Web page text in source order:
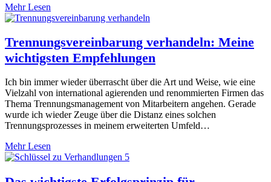
Mehr Lesen
Trennungsvereinbarung verhandeln: Meine
wichtigsten Empfehlungen
Ich bin immer wieder überrascht über die Art und Weise, wie eine
Vielzahl von international agierenden und renommierten Firmen das
Thema Trennungsmanagement von Mitarbeitern angehen. Gerade
wurde ich wieder Zeuge über die Distanz eines solchen
Trennungsprozesses in meinem erweiterten Umfeld…
Mehr Lesen